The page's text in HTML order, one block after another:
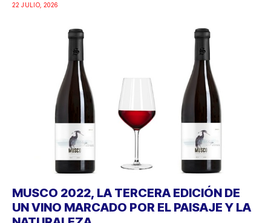
22 JULIO, 2026
MUSCO 2022, LA TERCERA EDICIÓN DE
UN VINO MARCADO POR EL PAISAJE Y LA